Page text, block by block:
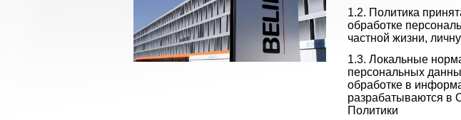
1.2. Политика
обработке
частной жизни,
1.3. Локальные
персональных
обработке в
разрабатываются
Политики